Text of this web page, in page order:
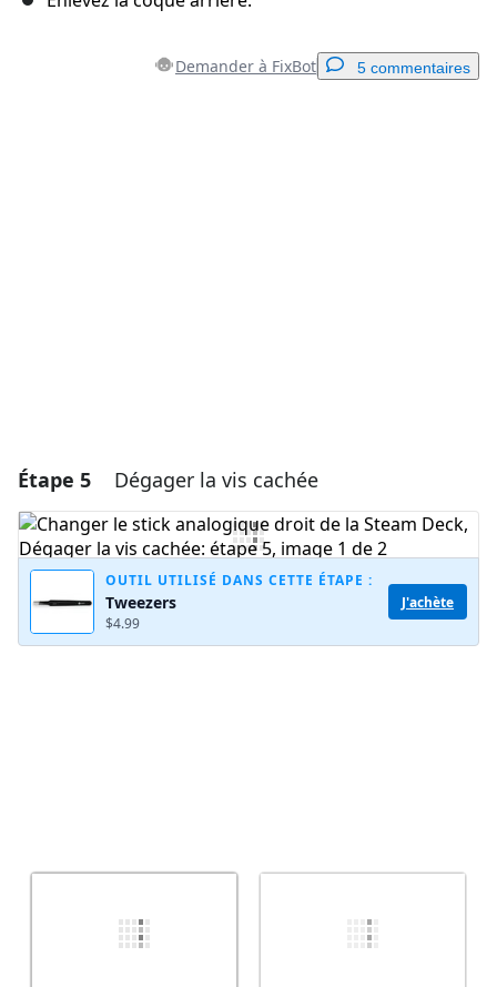
Demander à FixBot 5 commentaires
Étape 5 Dégager la vis cachée
OUTIL UTILISÉ DANS CETTE ÉTAPE :
Tweezers
$4.99
J'achète